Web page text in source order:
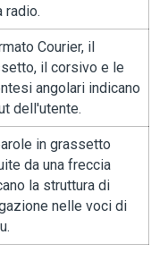
radio.
Courier, il
il corsivo e le
angolari indicano
dell'utente.
in grassetto
da una freccia
la struttura di
nelle voci di